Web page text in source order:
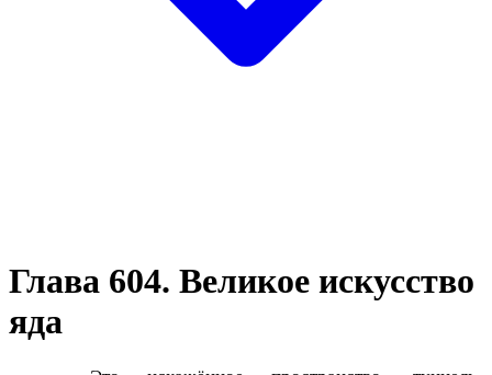
Глава 604. Великое искусство
яда